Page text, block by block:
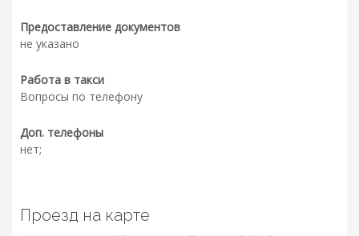
Предоставление документов
не указано
Работа в такси
Вопросы по телефону
Доп. телефоны
нет;
Проезд на карте